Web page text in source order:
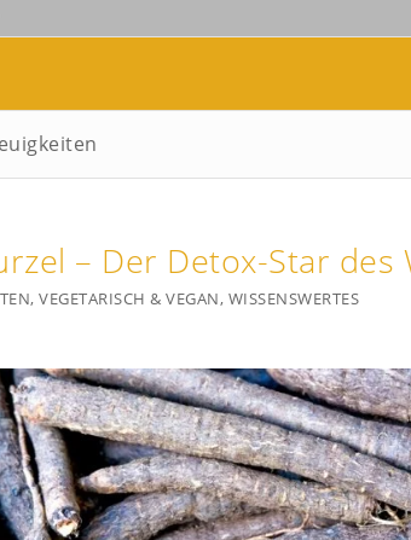
– Der Detox-Star des
, VEGETARISCH & VEGAN, WISSENSWERTES